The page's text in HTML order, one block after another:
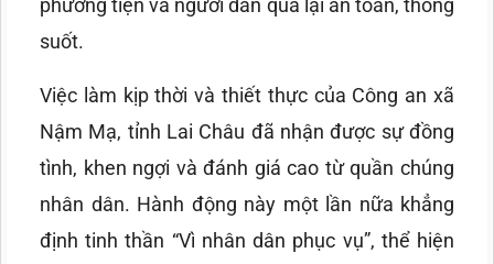
phương tiện và người dân qua lại an toàn, thông
suốt.
Việc làm kịp thời và thiết thực của Công an xã
Nậm Mạ, tỉnh Lai Châu đã nhận được sự đồng
tình, khen ngợi và đánh giá cao từ quần chúng
nhân dân. Hành động này một lần nữa khẳng
định tinh thần “Vì nhân dân phục vụ”, thể hiện